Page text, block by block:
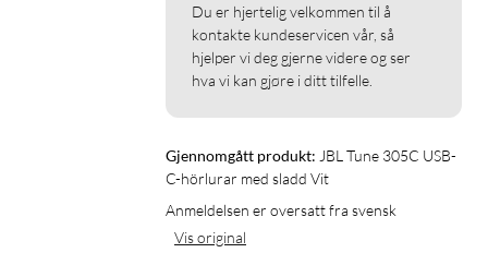
Du er hjertelig velkommen til å
kontakte kundeservicen vår, så
hjelper vi deg gjerne videre og ser
hva vi kan gjøre i ditt tilfelle.
Gjennomgått produkt: JBL Tune 305C USB-
C-hörlurar med sladd Vit
Anmeldelsen er oversatt fra svensk
Vis original